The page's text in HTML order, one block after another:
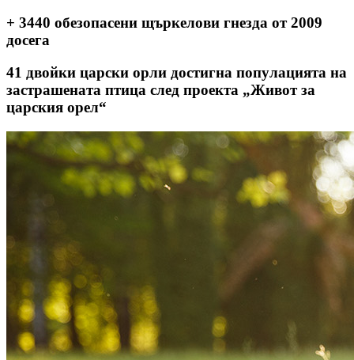
+ 3440 обезопасени щъркелови гнезда от 2009
досега
41 двойки царски орли достигна популацията на
застрашената птица след проекта „Живот за
царския орел“